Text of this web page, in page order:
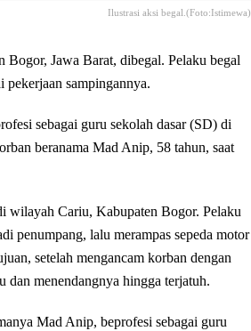
Ilustrasi aksi begal.(Foto:Istimewa).
Bogor, Jawa Barat, dibegal. Pelaku begal
pekerjaan sampingannya.
sebagai guru sekolah dasar (SD) di
beranama Mad Anip, 58 tahun, saat
wilayah Cariu, Kabupaten Bogor. Pelaku
penumpang, lalu merampas sepeda motor
setelah mengancam korban dengan
dan menendangnya hingga terjatuh.
Mad Anip, beprofesi sebagai guru